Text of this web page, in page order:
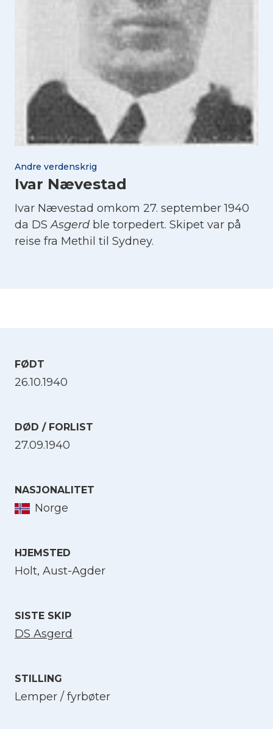
Andre verdenskrig
Ivar Nævestad
Ivar Nævestad omkom 27. september 1940
da DSAsgerd ble torpedert. Skipet var på
reise fra Methil til Sydney.
FØDT
26.10.1940
DØD / FORLIST
27.09.1940
NASJONALITET
Norge
HJEMSTED
Holt, Aust-Agder
SISTE SKIP
DS Asgerd
STILLING
Lemper / fyrbøter
Velg språk
Norsk bokmål